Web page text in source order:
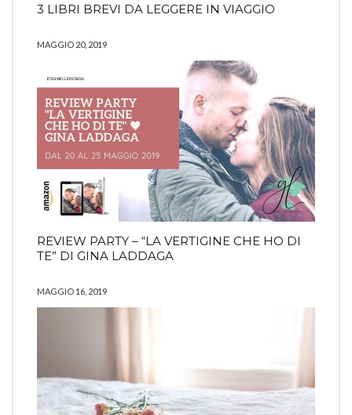
3 LIBRI BREVI DA LEGGERE IN VIAGGIO
MAGGIO 20, 2019
REVIEW PARTY – “LA VERTIGINE CHE HO DI
TE” DI GINA LADDAGA
MAGGIO 16, 2019